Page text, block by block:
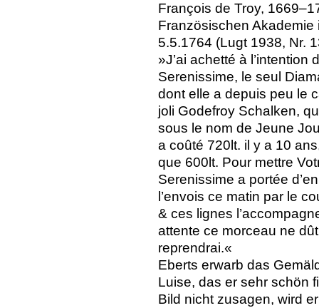
François de Troy,
Französischen Akademie
5.5.1764 (Lugt 1938, Nr.
»J’ai achetté à l’intention
Serenissime, le seul
dont elle a depuis peu le
joli Godefroy Schalken,
sous le nom de Jeune
a coûté 720lt. il y a 10
que 600lt. Pour mettre
Serenissime a portée
l’envois ce matin par le
& ces lignes
attente ce morceau ne
reprendrai.«
Eberts erwarb das
Luise, das er sehr schön
Bild nicht zusagen, wird